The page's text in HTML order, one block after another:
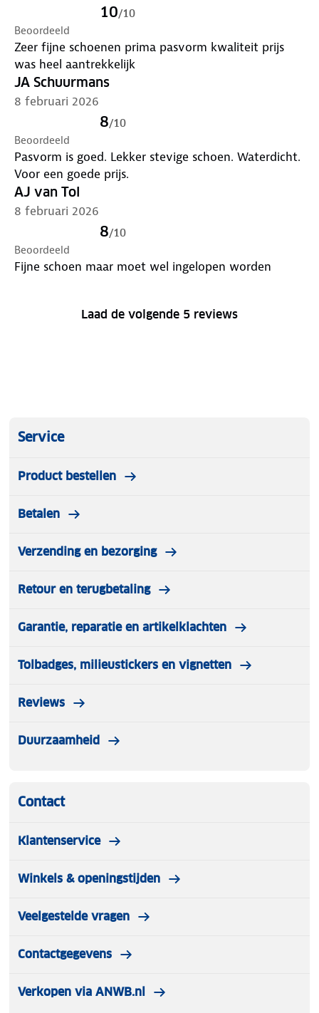
10/10
Beoordeeld
Zeer fijne schoenen prima pasvorm kwaliteit prijs
was heel aantrekkelijk
JA Schuurmans
8 februari 2026
8/10
Beoordeeld
Pasvorm is goed. Lekker stevige schoen. Waterdicht.
Voor een goede prijs.
AJ van Tol
8 februari 2026
8/10
Beoordeeld
Fijne schoen maar moet wel ingelopen worden
Laad de volgende 5 reviews
Service
Product bestellen
Betalen
Verzending en bezorging
Retour en terugbetaling
Garantie, reparatie en artikelklachten
Tolbadges, milieustickers en vignetten
Reviews
Duurzaamheid
Contact
Klantenservice
Winkels & openingstijden
Veelgestelde vragen
Contactgegevens
Verkopen via ANWB.nl